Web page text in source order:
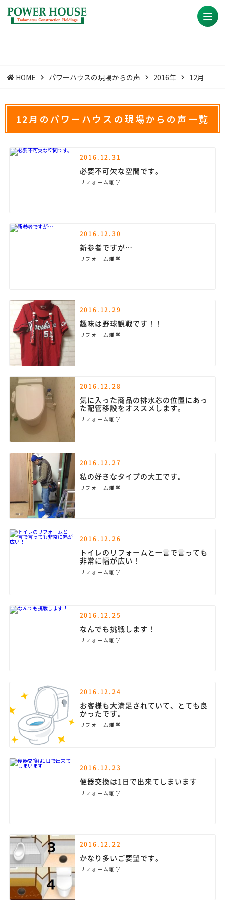
HOME パワーハウスの現場からの声 2016年 12月
12月のパワーハウスの現場からの声一覧
2016.12.31
必要不可欠な空間です。
リフォーム雑学
2016.12.30
新参者ですが…
リフォーム雑学
2016.12.29
趣味は野球観戦です！！
リフォーム雑学
2016.12.28
気に入った商品の排水芯の位置にあっ
た配管移設をオススメします。
リフォーム雑学
2016.12.27
私の好きなタイプの大工です。
リフォーム雑学
2016.12.26
トイレのリフォームと一言で言っても
非常に幅が広い！
リフォーム雑学
2016.12.25
なんでも挑戦します！
リフォーム雑学
2016.12.24
お客様も大満足されていて、とても良
かったです。
リフォーム雑学
2016.12.23
便器交換は1日で出来てしまいます
リフォーム雑学
2016.12.22
かなり多いご要望です。
リフォーム雑学